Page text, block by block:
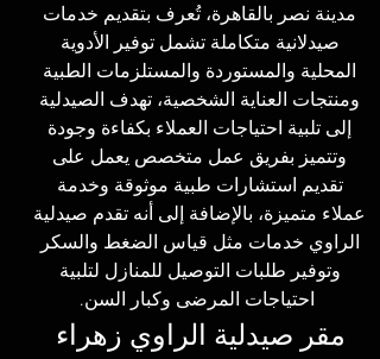
مدينة نصر بالقاهرة، تُعرف بتقديم خدمات
صيدلانية متكاملة تشمل توفير الأدوية
المحلية والمستوردة والمستلزمات الطبية
ومنتجات العناية الشخصية، تهدف الصيدلية
إلى تلبية احتياجات العملاء بكفاءة وجودة
وتتميز بفريق عمل متخصص يعمل على
تقديم استشارات طبية موثوقة وخدمة
عملاء متميزة، بالإضافة إلى أنه تقدم صيدلية
الراوي خدمات مثل قياس الضغط والسكر
وتوفير طلبات التوصيل للمنازل لتلبية
احتياجات المرضى وكبار السن.
مقر صيدلية الراوي زهراء